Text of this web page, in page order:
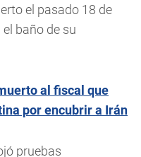
el pasado 18 de
baño de su
al fiscal que
por encubrir a Irán
pruebas